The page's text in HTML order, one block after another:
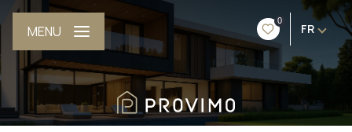
0
FR
MENU